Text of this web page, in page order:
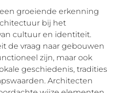
groeiende erkenning
bij het
cultuur en identiteit.
de vraag naar gebouwen
zijn, maar ook
geschiedenis, tradities
Architecten